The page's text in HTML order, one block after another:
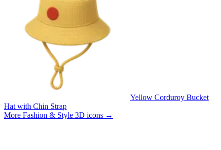
Yellow Corduroy Bucket
Hat with Chin Strap
More Fashion & Style 3D icons →